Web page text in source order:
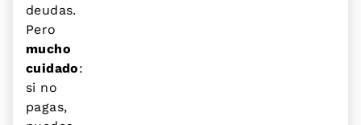
deudas.
Pero
mucho
cuidado:
si no
pagas,